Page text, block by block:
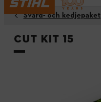
Svärd- och kedjepaket
Cut Kit 15